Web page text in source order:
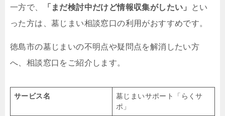
一方で、 「まだ検討中だけど情報収集がしたい」
とい
った方は、墓じまい相談窓口の利用がおすすめです。
徳島市の墓じまいの不明点や疑問点を解消したい方
へ、相談窓口をご紹介します。
サービス名
墓じまいサポート「らくサ
ポ」